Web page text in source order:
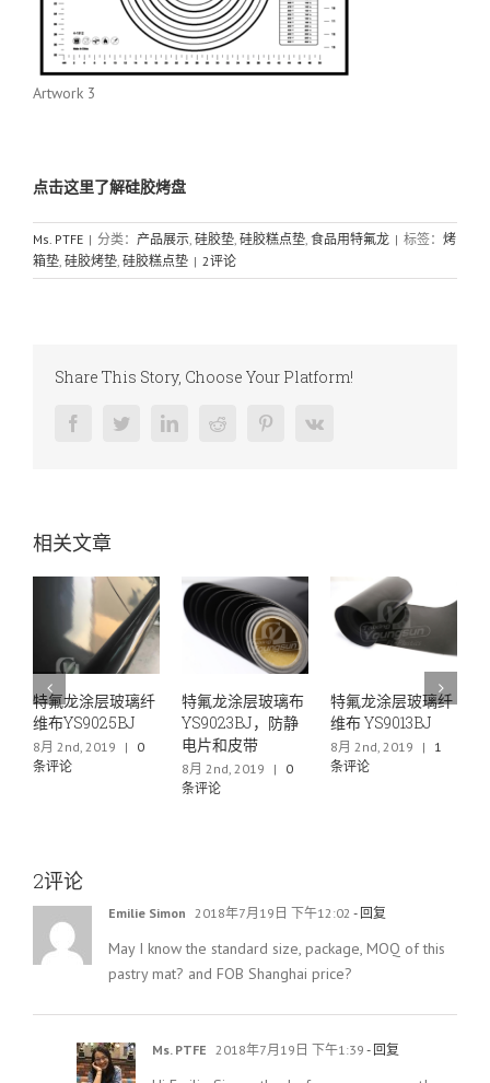
Artwork 3
点击这里了解硅胶烤盘
Ms. PTFE | 分类： 产品展示, 硅胶垫, 硅胶糕点垫, 食品用特氟龙 | 标签： 烤
箱垫, 硅胶烤垫, 硅胶糕点垫 | 2评论
Share This Story, Choose Your Platform!
FacebookTwitterLinkedInReddit PinterestVk
相关文章
特氟龙涂层玻璃布
YS9023BJ，防静
电片和皮带
8月 2nd, 2019
特氟龙涂层玻璃纤
维布 YS9013BJ
8月 2nd, 2019
条评论
特氟龙薄膜层压网
布YS6040
6月 29th, 2019
条评论
2评论
Emilie Simon 2018年7月19日 下午12:02 - 回复
May I know the standard size, package, MOQ of this
pastry mat? and FOB Shanghai price?
Ms. PTFE 2018年7月19日 下午1:39 - 回复